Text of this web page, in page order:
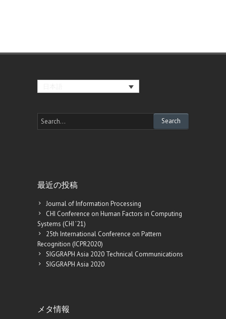
最近の投稿
Journal of Information Processing
CHI Conference on Human Factors in Computing
Systems (CHI ’21)
25th International Conference on Pattern
Recognition (ICPR2020)
SIGGRAPH Asia 2020 Technical Communications
SIGGRAPH Asia 2020
メタ情報